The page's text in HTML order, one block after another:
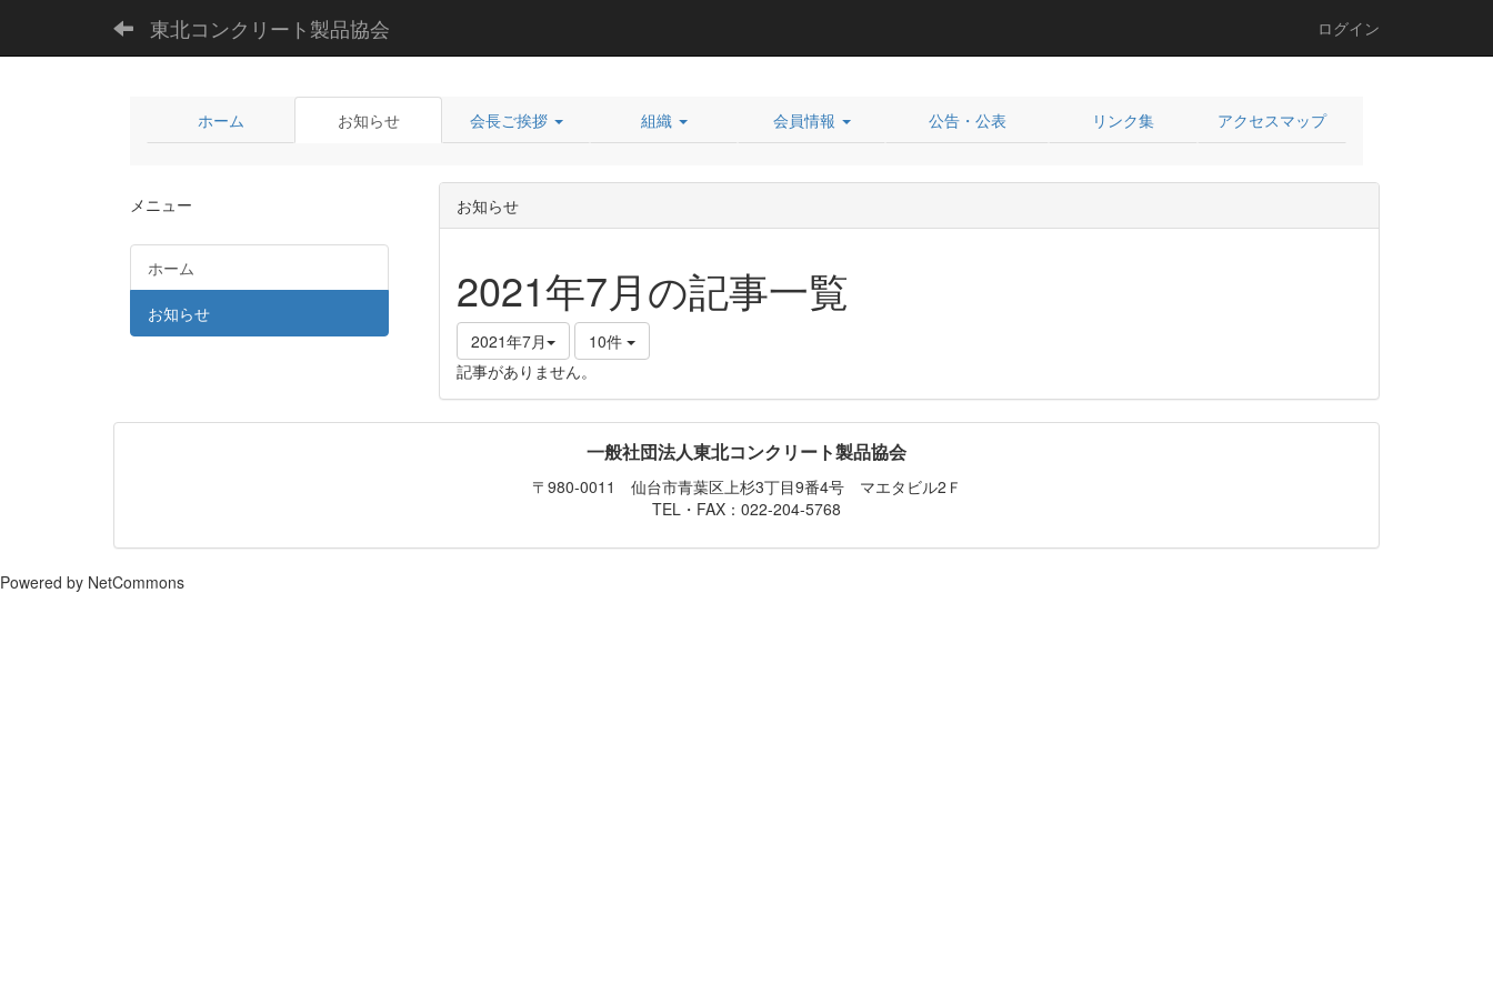
東北コンクリート製品協会 ログイン
ホーム お知らせ 会長ご挨拶 組織 会員情報 公告・公表 リンク集 アクセスマップ
お知らせ
2021年7月の記事一覧
2021年7月
10件
記事がありません。
メニュー
ホーム
お知らせ
一般社団法人東北コンクリート製品協会
〒980-0011 仙台市青葉区上杉3丁目9番4号 マエタビル2Ｆ
TEL・FAX：022-204-5768
Powered by NetCommons